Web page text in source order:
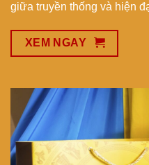
giữa truyền thống và hiện
XEM NGAY